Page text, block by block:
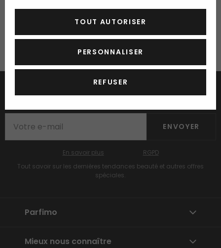
127.65 Fr.
255.30 Fr. / 100 ml
ENVOYER
Tout savoir sur les dernières tendances beauté et autres offres
spéciales.
En savoir plus RGPD
Parfimo
Mieux nous connaître
TOUT AUTORISER
PERSONNALISER
REFUSER